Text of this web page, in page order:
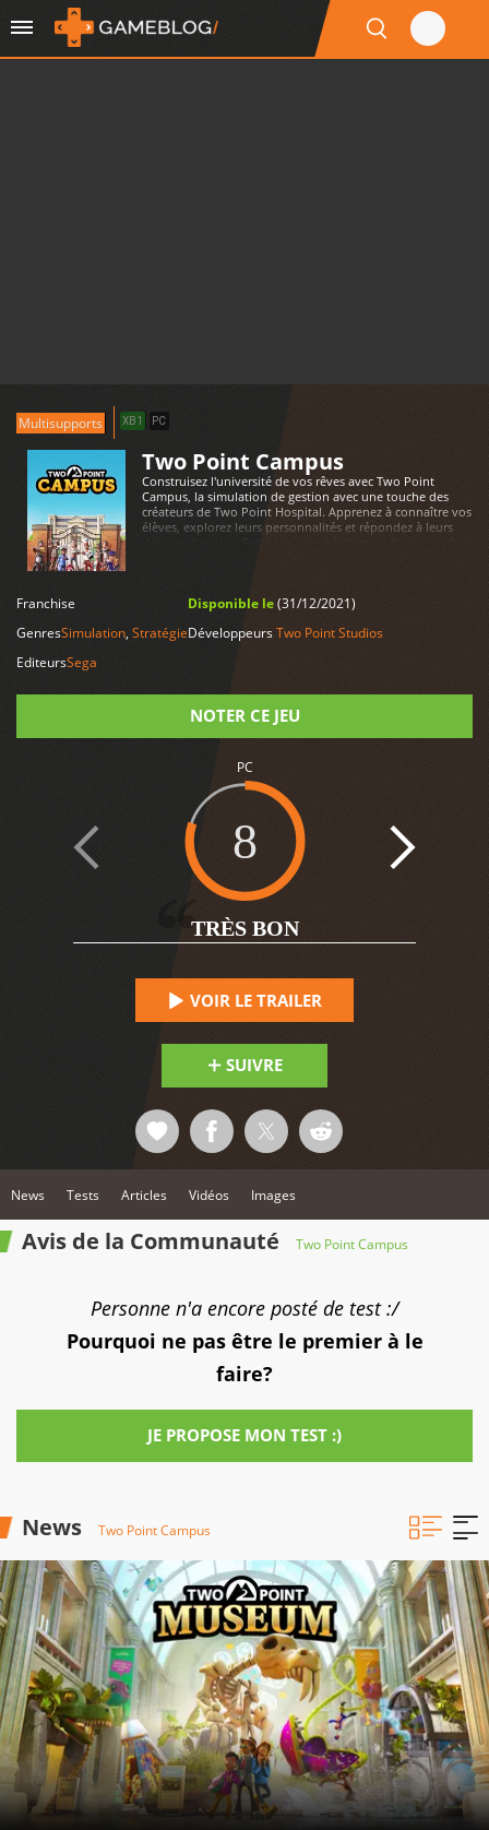
Multisupports XB1 PC
Two Point Campus
Construisez l'université de vos rêves avec Two Point
Campus, la simulation de gestion avec une touche des
créateurs de Two Point Hospital. Apprenez à connaître vos
élèves, explorez leurs personnalités et répondez à leurs
désirs et besoins. Fabriquez des bâtiments, choisissez des
Franchise
GenresSimulation, Stratégie
EditeursSega
Disponible le(31/12/2021)
DéveloppeursTwo Point Studios
NOTER CE JEU
PC
8
TRÈS BON
VOIR LE TRAILER
SUIVRE
News Tests Articles Vidéos Images
Avis de la Communauté Two Point Campus
Personne n'a encore posté de test :/
Pourquoi ne pas être le premier à le
faire?
JE PROPOSE MON TEST :)
News Two Point Campus